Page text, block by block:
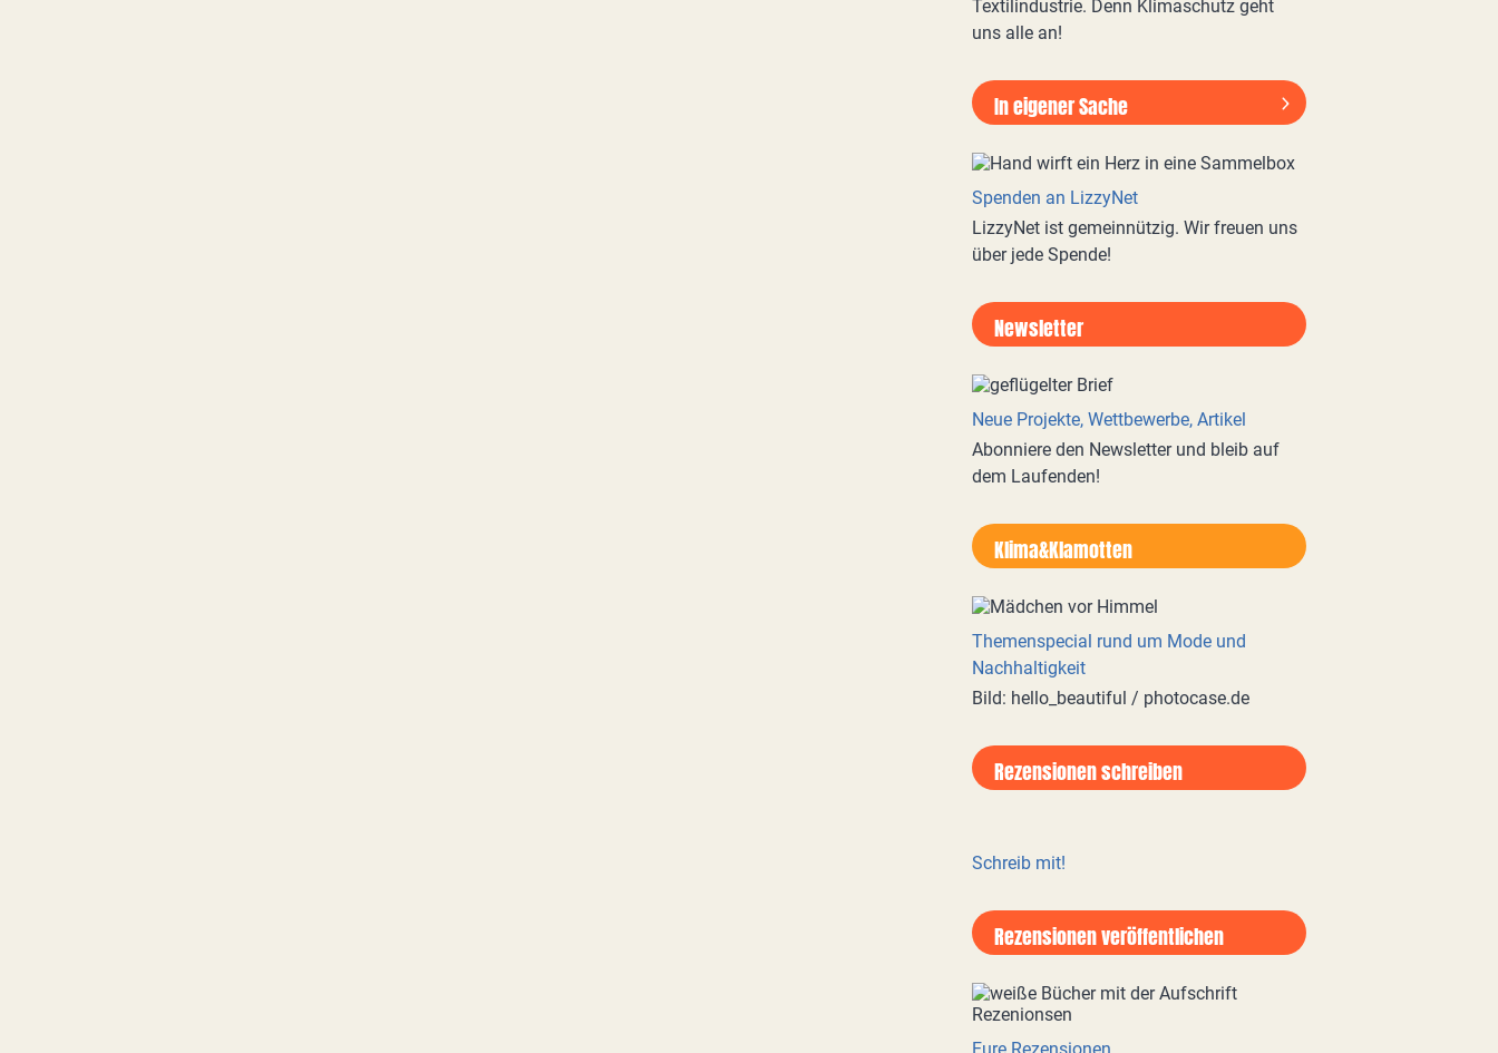
Textilindustrie. Denn Klimaschutz geht
uns alle an!
In eigener Sache
Spenden an LizzyNet
LizzyNet ist gemeinnützig. Wir freuen uns
über jede Spende!
Newsletter
Neue Projekte, Wettbewerbe, Artikel
Abonniere den Newsletter und bleib auf
dem Laufenden!
Klima&Klamotten
Themenspecial rund um Mode und
Nachhaltigkeit
Bild: hello_beautiful / photocase.de
Rezensionen schreiben
Schreib mit!
Rezensionen veröffentlichen